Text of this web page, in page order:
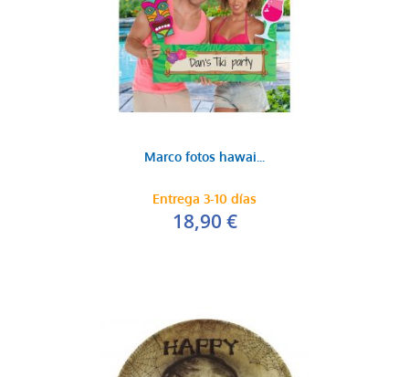
Marco fotos hawai...
Entrega 3-10 días
18,90 €